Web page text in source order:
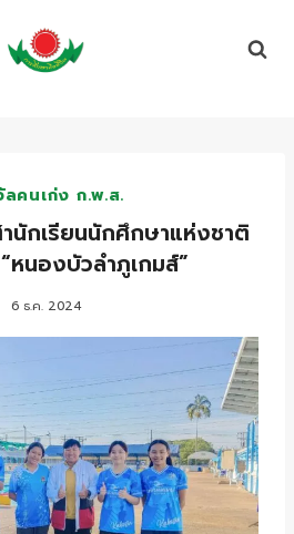
ลคนเก่ง ก.พ.ส.
นักเรียนนักศึกษาแห่งชาติ
นองบัวลำภูเกมส์”
6 ธ.ค. 2024